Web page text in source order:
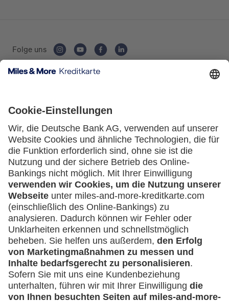
Folge uns
Service
Häufige Fragen
Downloadcenter
Kontakt
Mehr
Kreditkarten-Banking
miles-and-more.com
Geschäftliche Nutzung
Selbstständige
(z.B. Gewerbetreibender, Handwerker,
Freiberufler)
Unternehmen
(z.B. e.K., Personengesellschaft (inkl. GbR),
GmbH)